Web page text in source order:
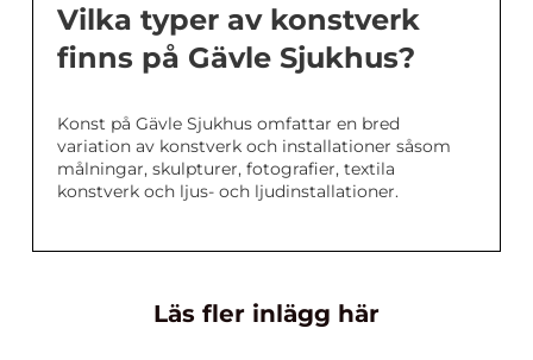
Vilka typer av konstverk
finns på Gävle Sjukhus?
Konst på Gävle Sjukhus omfattar en bred
variation av konstverk och installationer såsom
målningar, skulpturer, fotografier, textila
konstverk och ljus- och ljudinstallationer.
Läs fler inlägg här